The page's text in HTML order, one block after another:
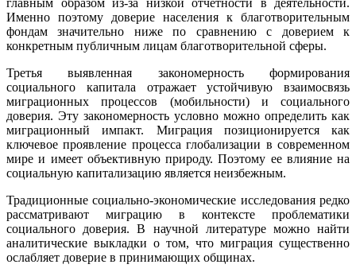
Именно поэтому доверие населения к благотворительным
фондам значительно ниже по сравнению с доверием к
конкретным публичным лицам благотворительной сферы.
Третья выявленная закономерность формирования
социального капитала отражает устойчивую взаимосвязь
миграционных процессов (мобильности) и социального
доверия. Эту закономерность условно можно определить как
миграционный импакт. Миграция позиционируется как
ключевое проявление процесса глобализации в современном
мире и имеет объективную природу. Поэтому ее влияние на
социальную капитализацию является неизбежным.
Традиционные социально-экономические исследования редко
рассматривают миграцию в контексте проблематики
социального доверия. В научной литературе можно найти
аналитические выкладки о том, что миграция существенно
ослабляет доверие в принимающих общинах.